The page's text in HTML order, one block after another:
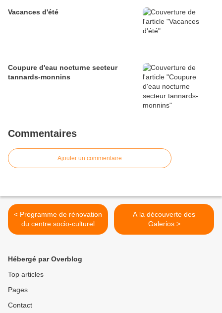
Vacances d'été
Coupure d'eau nocturne secteur
tannards-monnins
Commentaires
Ajouter un commentaire
< Programme de rénovation
du centre socio-culturel
A la découverte des
Galerios >
Hébergé par Overblog
Top articles
Pages
Contact